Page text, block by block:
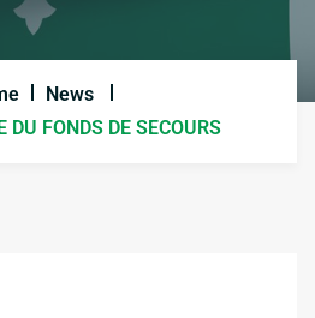
News
DU FONDS DE SECOURS